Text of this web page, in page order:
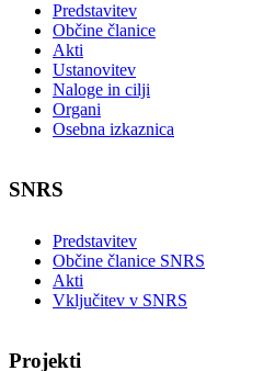
Predstavitev
Občine članice
Akti
Ustanovitev
Naloge in cilji
Organi
Osebna izkaznica
SNRS
Predstavitev
Občine članice SNRS
Akti
Vključitev v SNRS
Projekti